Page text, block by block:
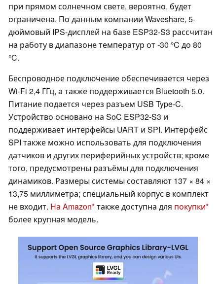
при прямом солнечном свете, вероятно, будет
ограничена. По данным компании Waveshare, 5-
дюймовый IPS-дисплей на базе ESP32-S3 рассчитан
на работу в диапазоне температур от -30 °C до 80
°C.
Беспроводное подключение обеспечивается через
Wi-Fi 2,4 ГГц, а также поддерживается Bluetooth 5.0.
Питание подается через разъем USB Type-C.
Устройство основано на SoC ESP32-S3 и
поддерживает интерфейсы UART и SPI. Интерфейс
SPI также можно использовать для подключения
датчиков и других периферийных устройств; кроме
того, предусмотрены разъёмы для подключения
динамиков. Размеры системы составляют 137 × 84 ×
13,75 миллиметра; специальный корпус в комплект
не входит. На Amazon также доступна для покупки
более крупная модель.